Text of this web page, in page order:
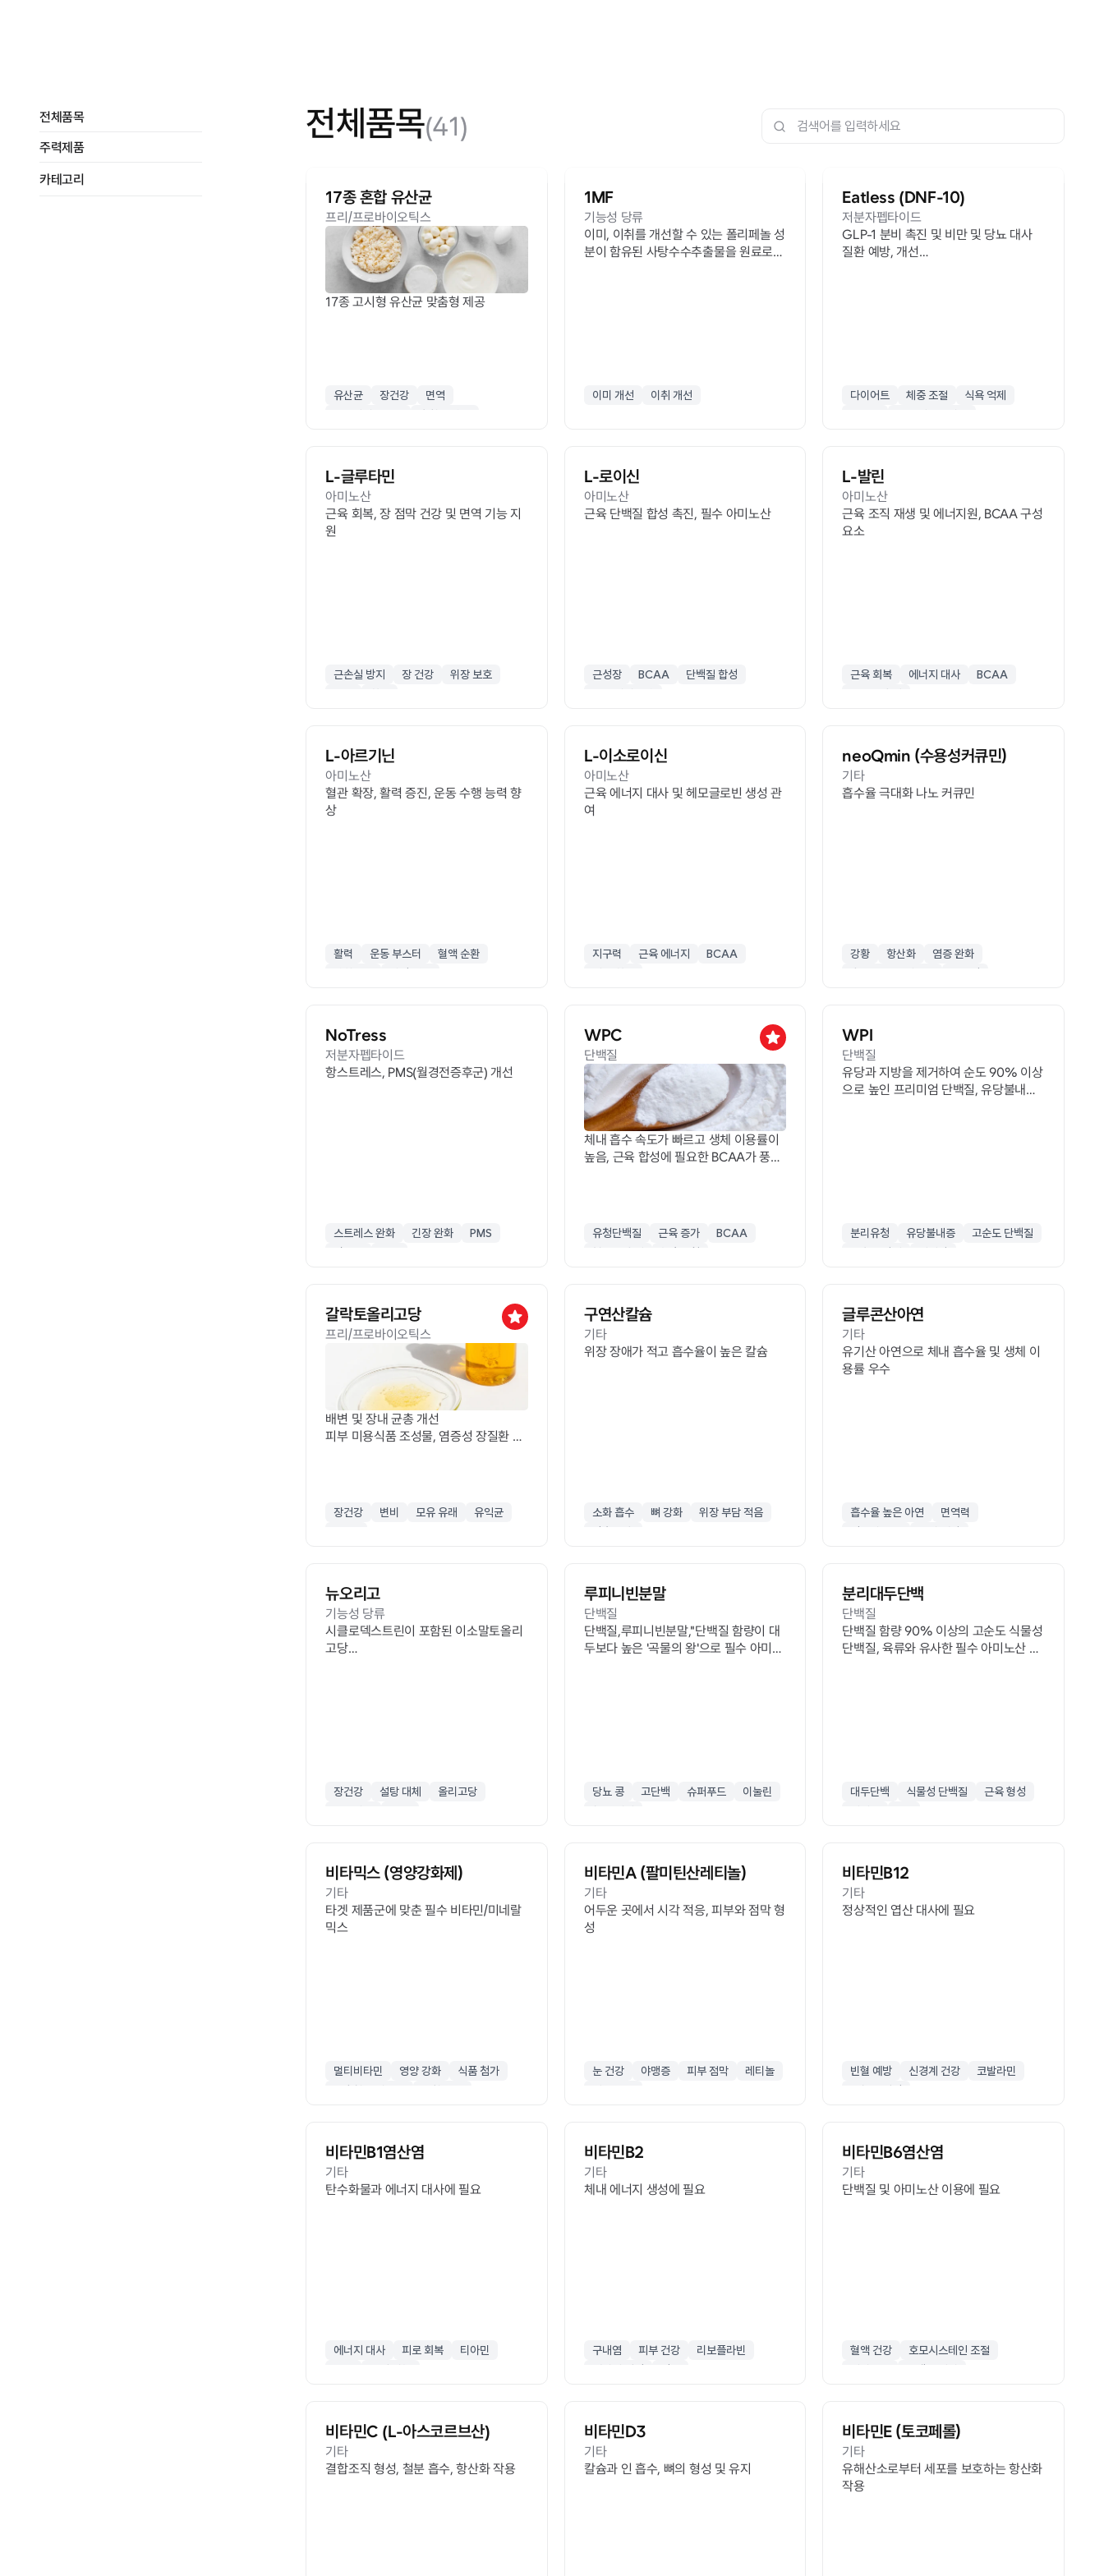
전체품목
주력제품
카테고리
전체품목(41)
17종 혼합 유산균
프리/프로바이오틱스
17종 고시형 유산균 맞춤형 제공
유산균 장건강
면역
1MF
기능성 당류
이미, 이취를 개선할 수 있는 폴리페놀 성
분이 함유된 사탕수수추출물을 원료로만
이미 개선 이취 개선
Eatless (DNF-10)
저분자펩타이드
GLP-1 분비 촉진 및 비만 및 당뇨 대사
질환 예방, 개선
다이어트 체중 조절
식욕 억제
L-글루타민
아미노산
근육 회복, 장 점막 건강 및 면역 기능 지
원
근손실 방지 장 건강
위장 보호
L-로이신
아미노산
근육 단백질 합성 촉진, 필수 아미노산
근성장 BCAA
단백질 합성
L-발린
아미노산
근육 조직 재생 및 에너지원, BCAA 구성
요소
근육 회복 에너지 대사
BCAA
L-아르기닌
아미노산
혈관 확장, 활력 증진, 운동 수행 능력 향
상
활력 운동 부스터
혈액 순환
L-이소로이신
아미노산
근육 에너지 대사 및 헤모글로빈 생성 관
여
지구력 근육 에너지
BCAA
neoQmin (수용성커큐민)
기타
흡수율 극대화 나노 커큐민
강황 항산화
염증 완화
NoTress
저분자펩타이드
항스트레스, PMS(월경전증후군) 개선
스트레스 완화 긴장 완화
PMS
WPC
단백질
star
체내 흡수 속도가 빠르고 생체 이용률이
높음, 근육 합성에 필요한 BCAA가 풍부
유청단백질 근육 증가
BCAA
WPI
단백질
유당과 지방을 제거하여 순도 90% 이상
으로 높인 프리미엄 단백질, 유당불내증
분리유청 유당불내증
고순도 단백질
갈락토올리고당
프리/프로바이오틱스
star
배변 및 장내 균총 개선
피부 미용식품 조성물, 염증성 장질환 예
장건강 변비 모유 유래
유익균
구연산칼슘
기타
위장 장애가 적고 흡수율이 높은 칼슘
소화 흡수 뼈 강화
위장 부담 적음
글루콘산아연
기타
유기산 아연으로 체내 흡수율 및 생체 이
용률 우수
흡수율 높은 아연
면역력
뉴오리고
기능성 당류
시클로덱스트린이 포함된 이소말토올리
고당
장건강 설탕 대체
올리고당
루피니빈분말
단백질
단백질,루피니빈분말,"단백질 함량이 대
두보다 높은 '곡물의 왕'으로 필수 아미노
당뇨 콩 고단백 슈퍼푸드
이눌린
분리대두단백
단백질
단백질 함량 90% 이상의 고순도 식물성
단백질, 육류와 유사한 필수 아미노산 조
대두단백 식물성 단백질
근육 형성
비타믹스 (영양강화제)
기타
타겟 제품군에 맞춘 필수 비타민/미네랄
믹스
멀티비타민 영양 강화
식품 첨가
비타민A (팔미틴산레티놀)
기타
어두운 곳에서 시각 적응, 피부와 점막 형
성
눈 건강 야맹증 피부 점막
레티놀
비타민B12
기타
정상적인 엽산 대사에 필요
빈혈 예방 신경계 건강
코발라민
비타민B1염산염
기타
탄수화물과 에너지 대사에 필요
에너지 대사 피로 회복
티아민
비타민B2
기타
체내 에너지 생성에 필요
구내염 피부 건강
리보플라빈
비타민B6염산염
기타
단백질 및 아미노산 이용에 필요
혈액 건강
호모시스테인 조절
비타민C (L-아스코르브산)
기타
결합조직 형성, 철분 흡수, 항산화 작용
비타민D3
기타
칼슘과 인 흡수, 뼈의 형성 및 유지
비타민E (토코페롤)
기타
유해산소로부터 세포를 보호하는 항산화
작용